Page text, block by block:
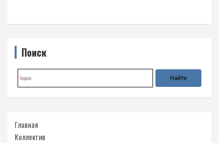
Поиск
Главная
Коллектив